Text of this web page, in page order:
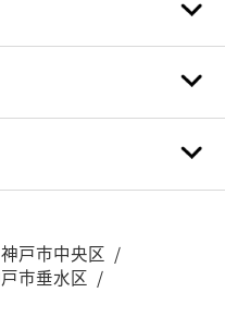
神戸市中央区
市垂水区